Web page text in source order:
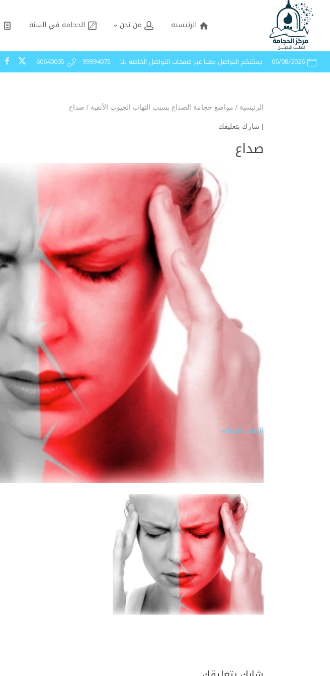
الرئيسية من نحن الحجامة في السنة
06/08/2026 يمكنكم التواصل معنا عبر صفحات التواصل الخاصة بنا 99994075 - 60640005
الرئيسية / مواضع حجامة الصداع بسبب التهاب الجيوب الأنفية / صداع
| شارك بتعليقك
صداع
الذهاب للمقالة